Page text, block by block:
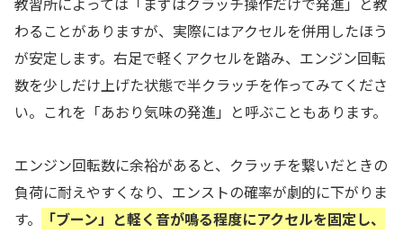
わることがありますが、実際にはアクセルを併用したほう
が安定します。右足で軽くアクセルを踏み、エンジン回転
数を少しだけ上げた状態で半クラッチを作ってみてくださ
い。これを「あおり気味の発進」と呼ぶこともあります。
エンジン回転数に余裕があると、クラッチを繋いだときの
負荷に耐えやすくなり、エンストの確率が劇的に下がりま
す。
「ブーン」と軽く音が鳴る程度にアクセルを固定し、